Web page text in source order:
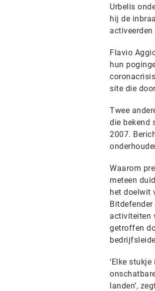
Urbelis
hij de
Flavio
hun
site die
Twee
die bekend
2007.
Waarom
meteen
het doelwit
Bitdefender
activiteiten
getroffen
‘Elke
landen’,